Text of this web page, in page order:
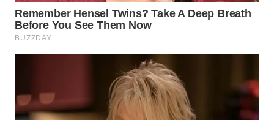
WN
DAIRI
TOBA